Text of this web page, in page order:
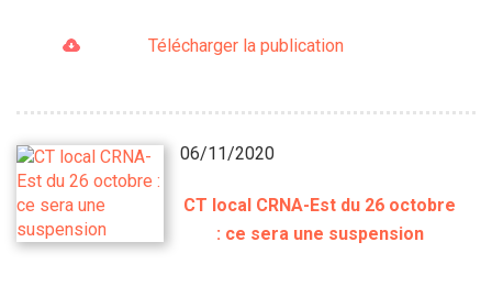
Télécharger la publication
06/11/2020
CT local CRNA-Est du 26 octobre
: ce sera une suspension